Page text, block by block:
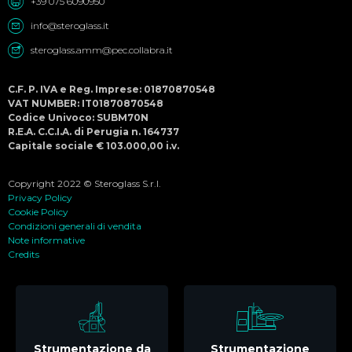
info@steroglass.it
steroglass.amm@pec.collabra.it
C.F. P. IVA e Reg. Imprese: 01870870548
VAT NUMBER: IT01870870548
Codice Univoco: SUBM70N
R.E.A. C.C.I.A. di Perugia n. 164737
Capitale sociale € 103.000,00 i.v.
Copyright 2022 © Steroglass S.r.l.
Privacy Policy
Cookie Policy
Condizioni generali di vendita
Note informative
Credits
Strumentazione da Strumentazione